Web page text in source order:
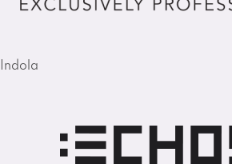
Indola